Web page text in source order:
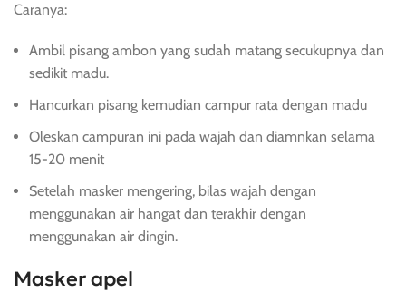
Caranya:
Ambil pisang ambon yang sudah matang secukupnya dan
sedikit madu.
Hancurkan pisang kemudian campur rata dengan madu
Oleskan campuran ini pada wajah dan diamnkan selama
15-20 menit
Setelah masker mengering, bilas wajah dengan
menggunakan air hangat dan terakhir dengan
menggunakan air dingin.
Masker apel